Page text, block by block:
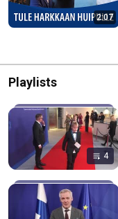
2:07
Playlists
4